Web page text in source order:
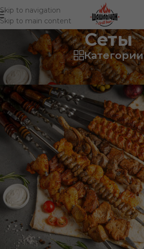
Skip to navigation
Skip to main content
Сеты
Категории